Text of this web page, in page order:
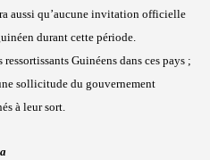
aussi qu’aucune invitation officielle
durant cette période.
Guinéens dans ces pays ;
sollicitude du gouvernement
à leur sort.